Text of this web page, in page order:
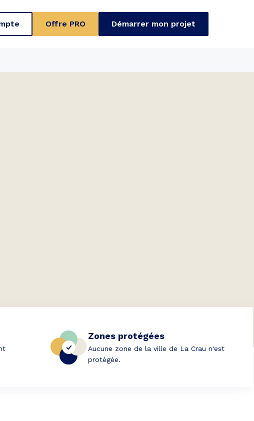
Offre PRO Démarrer mon projet
Zones protégées
Aucune zone de la ville de La Crau n'est
protégée.